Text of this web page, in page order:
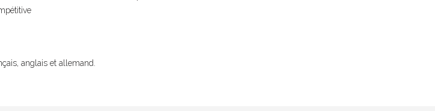
anglais et allemand.